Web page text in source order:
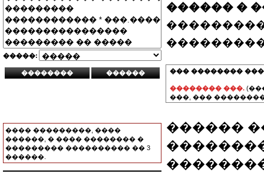
�����:
���� ���������, ����
������, � ���� �������� �
��������� ���������� �� 3
������.
������ �
��� ��������
�������� ���.
���, ���
������